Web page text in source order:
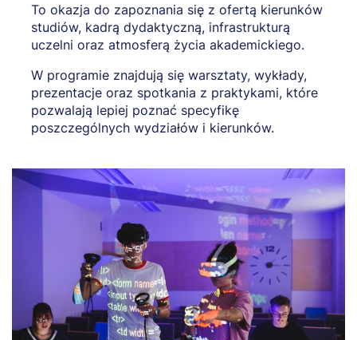
To okazja do zapoznania się z ofertą kierunków
studiów, kadrą dydaktyczną, infrastrukturą
uczelni oraz atmosferą życia akademickiego.
W programie znajdują się warsztaty, wykłady,
prezentacje oraz spotkania z praktykami, które
pozwalają lepiej poznać specyfikę
poszczególnych wydziałów i kierunków.